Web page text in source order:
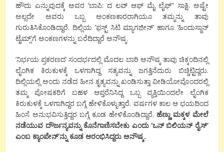
ಹೌದು ಎನ್ನುವುದಕ್ಕೆ ಅವರ ’ಬಾಪಿ: ದ ಲವ್ ಆಫ್ ಮೈ ಲೈಫ್” ಸಾಕ್ಷಿ. ಅಷ್ಟೇ
ಅಲ್ಲದೇ ಅವರು ಒಬ್ಬ ಅಂಕಣಕಾರರಾಗಿಯೂ ತಮ್ಮನ್ನು ತಾವು
ಗುರುತಿಸಿಕೊಂಡಿದ್ದಾರೆ. ದಿಲ್ಲಿಯ ’ಫ಼ಸ್ಟ್ ಸಿಟಿ ಮ್ಯಾಗಜ಼ೀನ್’ ಹಾಗೂ ’ಹಿಂದುಸ್ಥಾನ್
ಟೈಮ್ಸ್’ಗೆ ಅಂಕಣಗಳನ್ನು ಬರೆದಿದ್ದಾರೆ ಅನೌಷ್ಕ.
’ನಿರ್ಭಯ ಪ್ರಕರಣದ’ ಸಂದರ್ಭದಲ್ಲಿ ಮೊದಲ ಬಾರಿ ಅನೌಷ್ಕ ತಾವು ಚಿಕ್ಕಂದಿನಲ್ಲಿ
ಲೈಂಗಿಕ ಕಿರುಕುಳಕ್ಕೆ ಒಳಗಾಗಿದ್ದ ಸತ್ಯವನ್ನು ಜಗತ್ತಿನೆದುರು ಬಿಚ್ಚಿಟ್ಟಿದ್ದರು.
ದಿಲ್ಲಿಯಲ್ಲಿ ಅಂದು ನಡೆದ ಹೀನ ಕೃತ್ಯವನ್ನು ಖಂಡಿಸುತ್ತಾ ವೀಡಿಯೋವೊಂದರಲ್ಲಿ
ತಮ್ಮ ಪೋಷಕರಿಗೆ ಬಹಳ ಆಪ್ತರೆನಿಸಿದ್ದ ಒಬ್ಬ ವ್ಯಕ್ತಿಯಿಂದಲೇ ಲೈಂಗಿಕ
ಕಿರುಕುಳಕ್ಕೆ ಒಳಗಾಗಿದ್ದರ ಬಗ್ಗೆ ಹೇಳಿಕೊಳ್ಳುತ್ತಾರೆ. ವರ್ಷಗಳ ಕಾಲ ಆ ಭಯದಿಂದ
ಹಿಂಸೆ ಅನುಭವಿಸುತ್ತಿದ್ದರ ಬಗ್ಗೆ ಕೂಡ ಹೇಳಿಕೊಂಡಿದ್ದಾರೆ.ಹೆಣ್ಣು ಮಕ್ಕಳ ಮೇಲೆ
ನಡೆಯುವ ದೌರ್ಜನ್ಯವನ್ನು ಕೊನೆಗಾಣಿಸಬೇಕು ಎಂದು ‘ಒನ್ ಬಿಲಿಯನ್ ರೈಸ್’
ಎಂಬ ಕ್ಯಾಂಪೇನ್’ನ್ನು ಕೂಡ ಆರಂಭಿಸಿದ್ದರು ಅನೌಷ್ಕ.